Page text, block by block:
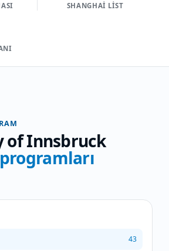
SHANGHAI LIST
of Innsbruck
43